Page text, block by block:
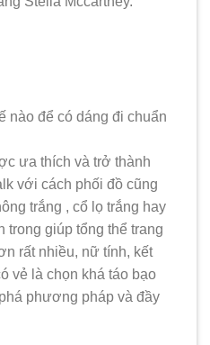
ưa thích và trở thành
với cách phối đồ cũng
trắng , cổ lọ trắng hay
trong giúp tổng thể trang
rất nhiều, nữ tính, kết
vẻ là chọn khá táo bạo
phương pháp và đầy